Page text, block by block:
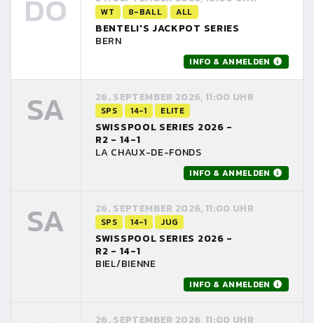
DO WT 8-BALL ALL
BENTELI'S JACKPOT SERIES
BERN
INFO & ANMELDEN
SA 26. SEPTEMBER 2026, 11:00 UHR
SPS 14-1 ELITE
SWISSPOOL SERIES 2026 -
R2 - 14-1
LA CHAUX-DE-FONDS
INFO & ANMELDEN
SA 26. SEPTEMBER 2026, 11:00 UHR
SPS 14-1 JUG
SWISSPOOL SERIES 2026 -
R2 - 14-1
BIEL/BIENNE
INFO & ANMELDEN
26. SEPTEMBER 2026, 11:00 UHR